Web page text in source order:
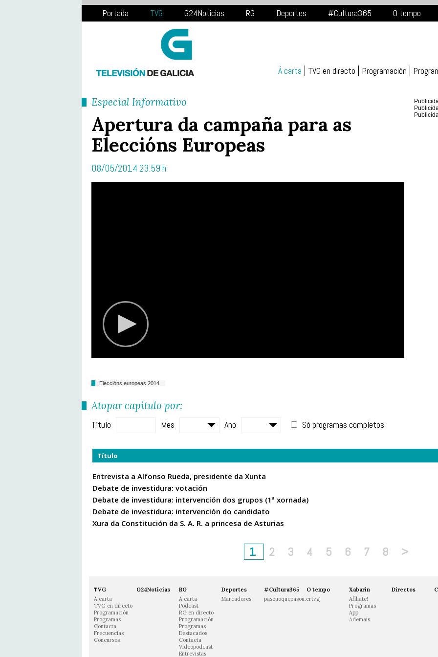
Portada TVG G24Noticias RG Deportes #Cultura365 O tempo
Á carta TVG en directo Programación
Especial Informativo
Apertura da campaña para as
Eleccións Europeas
08/05/2014 23:59 h
Eleccións europeas 2014
Atopar capítulo por:
Título Mes Ano Só programas completos
Título
Entrevista a Alfonso Rueda, presidente da Xunta
Debate de investidura: votación
Debate de investidura: intervención dos grupos (1ª xornada)
Debate de investidura: intervención do candidato
Xura da Constitución da S. A. R. a princesa de Asturias
1 2 3 4 5 6 7 8 >
TVG
Á carta
TVG en directo
Programación
Programas
Contacta
Frecuencias
Concursos
G24Noticias
RG
Á carta
Podcast
RG en directo
Programación
Programas
Destacados
Contacta
Vídeopodcast
Entrevistas
Deportes
Marcadores
#Cultura365
pasouoquepasou.crtvg
O tempo
Xabarín
Afíliate!
Programas
App
Ademais
Directos